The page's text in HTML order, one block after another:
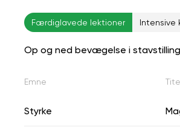
Færdiglavede lektioner Intensive
Op og ned bevægelse i stavstilling
Emne
Styrke